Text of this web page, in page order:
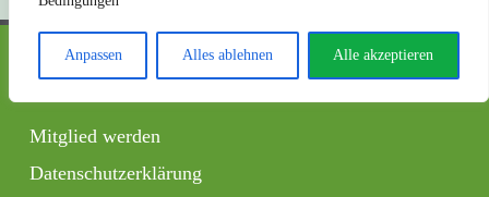
Anpassen Alles ablehnen Alle akzeptieren
Wichtig
Mitglied werden
Datenschutzerklärung